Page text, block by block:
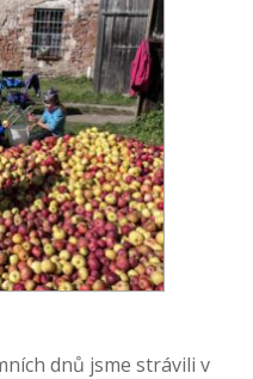
dnů jsme strávili v